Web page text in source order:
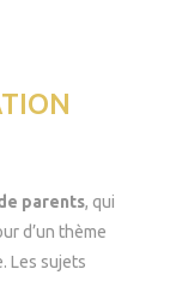
parents, qui
d’un thème
Les sujets